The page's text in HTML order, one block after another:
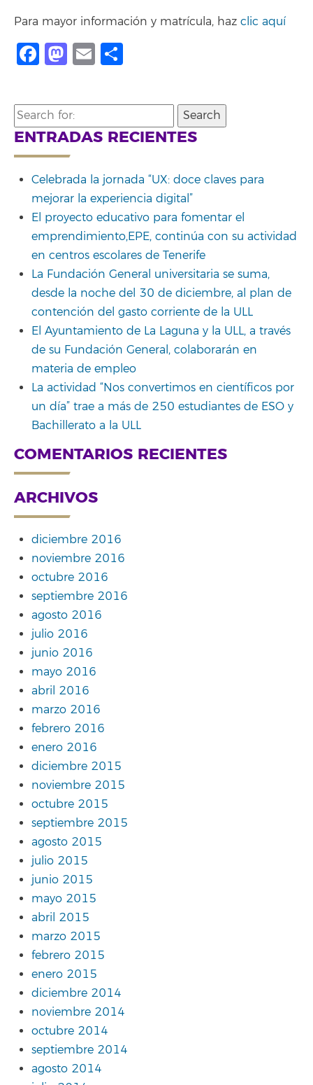
Para mayor información y matrícula, haz clic aquí
Facebook
Mastodon
Email
Search
for:
ENTRADAS RECIENTES
Celebrada la jornada “UX: doce claves para
mejorar la experiencia digital”
El proyecto educativo para fomentar el
emprendimiento,EPE, continúa con su actividad
en centros escolares de Tenerife
La Fundación General universitaria se suma,
desde la noche del 30 de diciembre, al plan de
contención del gasto corriente de la ULL
El Ayuntamiento de La Laguna y la ULL, a través
de su Fundación General, colaborarán en
materia de empleo
La actividad “Nos convertimos en científicos por
un día” trae a más de 250 estudiantes de ESO y
Bachillerato a la ULL
COMENTARIOS RECIENTES
ARCHIVOS
diciembre 2016
noviembre 2016
octubre 2016
septiembre 2016
agosto 2016
julio 2016
junio 2016
mayo 2016
abril 2016
marzo 2016
febrero 2016
enero 2016
diciembre 2015
noviembre 2015
octubre 2015
septiembre 2015
agosto 2015
julio 2015
junio 2015
mayo 2015
abril 2015
marzo 2015
febrero 2015
enero 2015
diciembre 2014
noviembre 2014
octubre 2014
septiembre 2014
agosto 2014